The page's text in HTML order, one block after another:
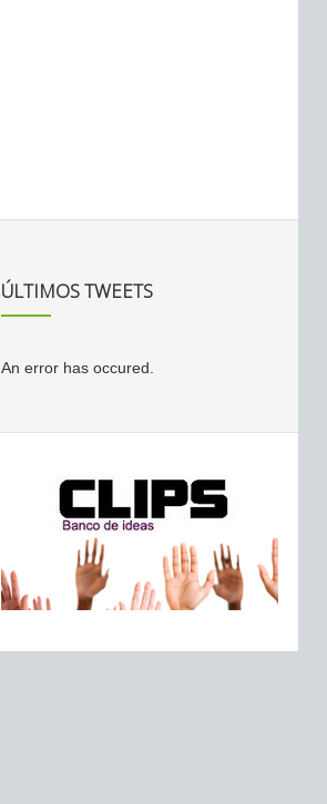
ÚLTIMOS TWEETS
An error has occured.